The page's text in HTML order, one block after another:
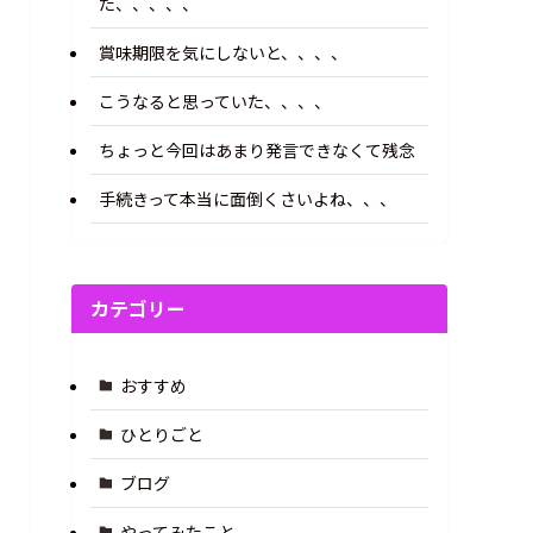
賞味期限を気にしないと、、、、
こうなると思っていた、、、、
ちょっと今回はあまり発言できなくて残念
手続きって本当に面倒くさいよね、、、
カテゴリー
おすすめ
ひとりごと
ブログ